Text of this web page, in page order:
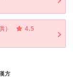
）
4.5
方